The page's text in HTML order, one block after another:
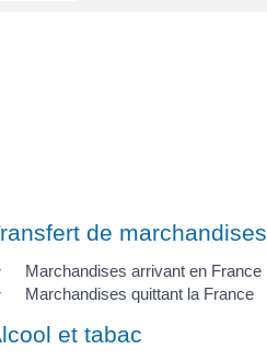
de marchandises
Marchandises arrivant en France
Marchandises quittant la France
et tabac